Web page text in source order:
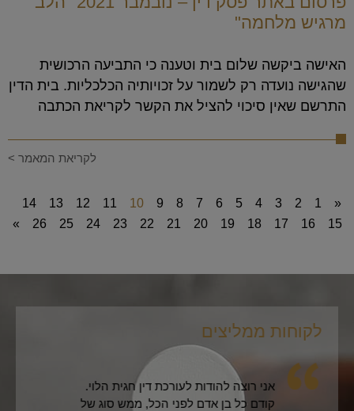
מרגיש מלחמה"
האישה ביקשה שלום בית וטענה כי התביעה הרכושית
שהגישה נועדה רק לשמור על זכויותיה הכלכליות. בית הדין
התרשם שאין סיכוי להציל את הקשר לקריאת הכתבה
לקריאת המאמר >
«
1
2
3
4
5
6
7
8
9
10
11
12
13
14
15
16
17
18
19
20
21
22
23
24
25
26
»
אני רוצה להודות לעורכת דין חגית הלוי.
קודם כל בן אדם לפני הכל, ממש סוג של
לקוחות ממליצים